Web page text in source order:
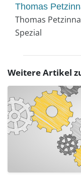
Thomas
Thomas
Spezial
Weitere Artikel